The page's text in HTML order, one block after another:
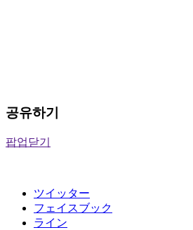
공유하기
팝업닫기
ツイッター
フェイスブック
ライン